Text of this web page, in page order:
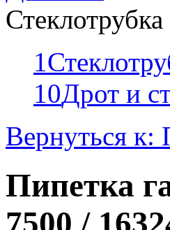
1
10Дрот и
Вернуться к:
Пипетка